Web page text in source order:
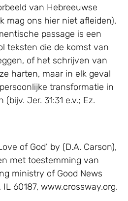
van Hebreeuwse
mag ons hier niet afleiden).
passage is een
teksten die de komst van
of het schrijven van
harten, maar in elk geval
transformatie in
Jer. 31:31 e.v.; Ez.
of God’ by (D.A. Carson),
met toestemming van
ministry of Good News
60187, www.crossway.org.